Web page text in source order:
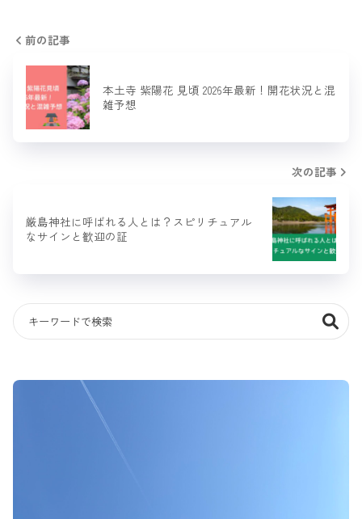
前の記事
本土寺 紫陽花 見頃 2026年最新！開花状況と混
雑予想
次の記事
厳島神社に呼ばれる人とは？スピリチュアル
なサインと歓迎の証